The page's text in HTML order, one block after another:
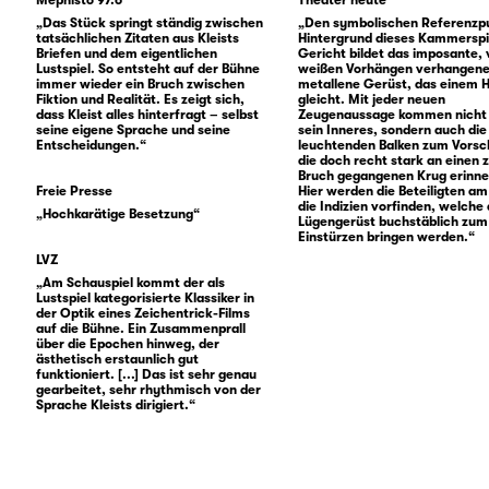
„Das Stück springt ständig zwischen
tatsächlichen Zitaten aus Kleists
Briefen und dem eigentlichen
Lustspiel. So entsteht auf der Bühne
immer wieder ein Bruch zwischen
Fiktion und Realität. Es zeigt sich,
dass Kleist alles hinterfragt – selbst
seine eigene Sprache und seine
Entscheidungen.“
Freie Presse
„Hochkarätige Besetzung“
LVZ
„Am Schauspiel kommt der als
Lustspiel kategorisierte Klassiker in
der Optik eines Zeichentrick-Films
auf die Bühne. Ein Zusammenprall
über die Epochen hinweg, der
ästhetisch erstaunlich gut
funktioniert. [...] Das ist sehr genau
gearbeitet, sehr rhythmisch von der
Sprache Kleists dirigiert.“
„Den symbolischen
Hintergrund dieses
Gericht bildet das imposante,
weißen Vorhängen
metallene Gerüst, das einem
gleicht. Mit jeder neuen
Zeugenaussage kommen
sein Inneres, sondern auch die
leuchtenden Balken zum
die doch recht stark an einen
Bruch gegangenen Krug
Hier werden die Beteiligten am
die Indizien vorfinden, welche
Lügengerüst buchstäblich zum
Einstürzen bringen werden.“